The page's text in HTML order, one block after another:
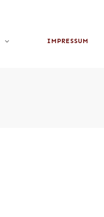
IMPRESSUM